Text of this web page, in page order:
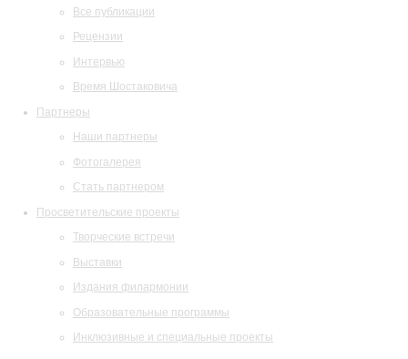
Все публикации
Рецензии
Интервью
Время Шостаковича
Партнеры
Наши партнеры
Фотогалерея
Стать партнером
Просветительские проекты
Творческие встречи
Выставки
Издания филармонии
Образовательные программы
Инклюзивные и специальные проекты